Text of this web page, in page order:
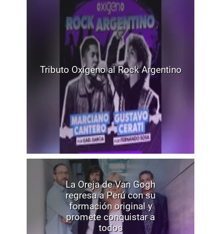
Tributo Oxígeno al Rock Argentino
La Oreja de Van Gogh
regresa a Perú con su
formación original y
promete conquistar a
todos